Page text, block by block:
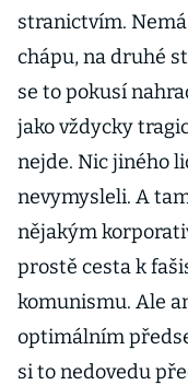
stranictvím.
chápu, na druhé
se to pokusí
jako vždycky
nejde. Nic jiného
nevymysleli. A
nějakým
prostě cesta k
komunismu. Ale
optimálním
si to nedovedu